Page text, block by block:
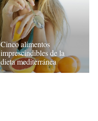
Cinco alimentos
imprescindibles de la
dieta mediterránea